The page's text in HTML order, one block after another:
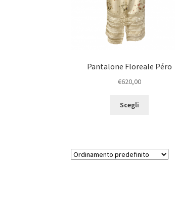
Pantalone Floreale Péro
€620,00
Scegli